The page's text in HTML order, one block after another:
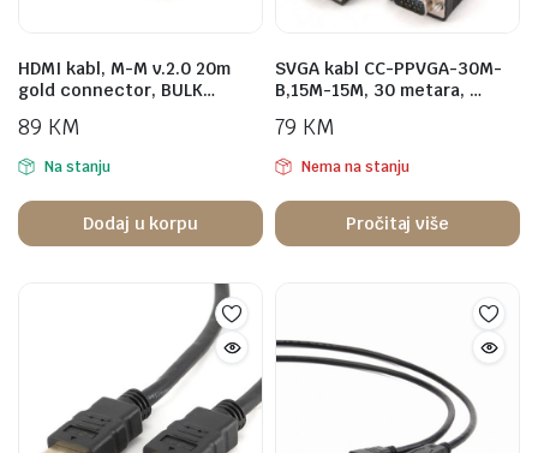
HDMI kabl, M-M v.2.0 20m
gold connector, BULK…
89 KM
Na stanju
Dodaj u korpu
SVGA kabl CC-PPVGA-30M-
B,15M-15M, 30 metara, …
79 KM
Nema na stanju
Pročitaj više